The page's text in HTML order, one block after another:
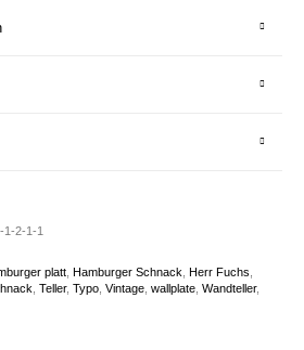
1-2-1-1
platt ,Hamburger Schnack ,Herr Fuchs
,Teller,Typo ,Vintage ,wallplate ,Wandteller,